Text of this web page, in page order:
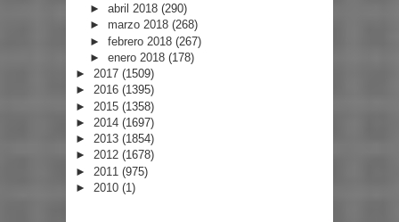
► abril 2018 (290)
► marzo 2018 (268)
► febrero 2018 (267)
► enero 2018 (178)
► 2017 (1509)
► 2016 (1395)
► 2015 (1358)
► 2014 (1697)
► 2013 (1854)
► 2012 (1678)
► 2011 (975)
► 2010 (1)